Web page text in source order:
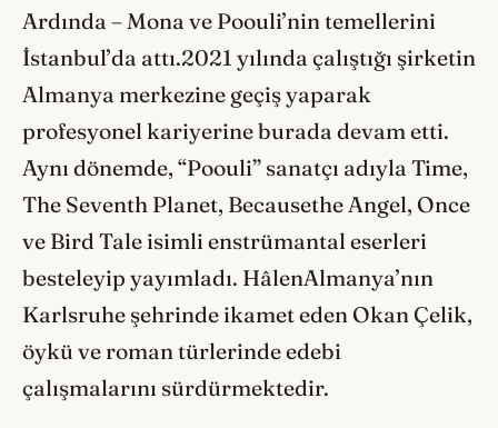
Ardında – Mona ve Poouli’nin temellerini
İstanbul’da attı.2021 yılında çalıştığı şirketin
Almanya merkezine geçiş yaparak
profesyonel kariyerine burada devam etti.
Aynı dönemde, “Poouli” sanatçı adıyla Time,
The Seventh Planet, Becausethe Angel, Once
ve Bird Tale isimli enstrümantal eserleri
besteleyip yayımladı. HâlenAlmanya’nın
Karlsruhe şehrinde ikamet eden Okan Çelik,
öykü ve roman türlerinde edebi
çalışmalarını sürdürmektedir.